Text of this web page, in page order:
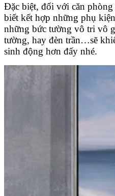
Đặc biệt, đối với căn
biết kết hợp những phụ
những bức tường vô tri vô
tường, hay đèn trần…sẽ
sinh động hơn đấy nhé.